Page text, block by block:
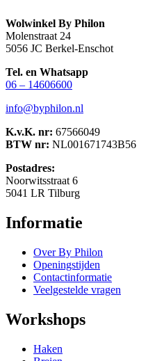
Wolwinkel By Philon
Molenstraat 24
5056 JC Berkel-Enschot
Tel. en Whatsapp
06 – 14606600
info@byphilon.nl
K.v.K. nr: 67566049
BTW nr: NL001671743B56
Postadres:
Noorwitsstraat 6
5041 LR Tilburg
Informatie
Over By Philon
Openingstijden
Contactinformatie
Veelgestelde vragen
Workshops
Haken